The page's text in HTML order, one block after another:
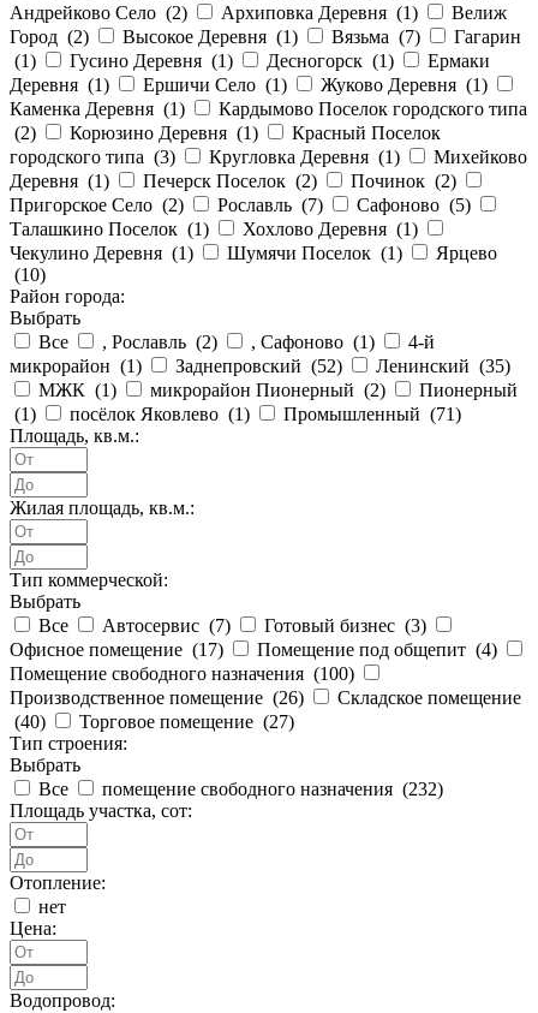
Андрейково Село (2) Архиповка Деревня (1)
Велиж
Город (2) Высокое Деревня (1) Вязьма (7)
Гагарин
(1) Гусино Деревня (1) Десногорск (1)
Ермаки
Деревня (1) Ершичи Село (1) Жуково Деревня (1)
Каменка Деревня (1)
Кардымово Поселок городского типа
(2) Корюзино Деревня (1)
Красный Поселок
городского типа (3) Кругловка Деревня (1)
Михейково
Деревня (1) Печерск Поселок (2) Починок (2)
Пригорское Село (2) Рославль (7) Сафоново (5)
Талашкино Поселок (1) Хохлово Деревня (1)
Чекулино Деревня (1) Шумячи Поселок (1)
Ярцево
(10)
Район города:
Выбрать
Все
, Рославль (2) , Сафоново (1)
4-й
микрорайон (1) Заднепровский (52) Ленинский (35)
МЖК (1) микрорайон Пионерный (2)
Пионерный
(1) посёлок Яковлево (1) Промышленный (71)
Площадь, кв.м.:
Жилая площадь, кв.м.:
Тип коммерческой:
Выбрать
Все
Автосервис (7) Готовый бизнес (3)
Офисное помещение (17) Помещение под общепит (4)
Помещение свободного назначения (100)
Производственное помещение (26)
Складское помещение
(40) Торговое помещение (27)
Тип строения:
Выбрать
Все
помещение свободного назначения (232)
Площадь участка, сот:
Отопление:
нет
Цена:
Водопровод: